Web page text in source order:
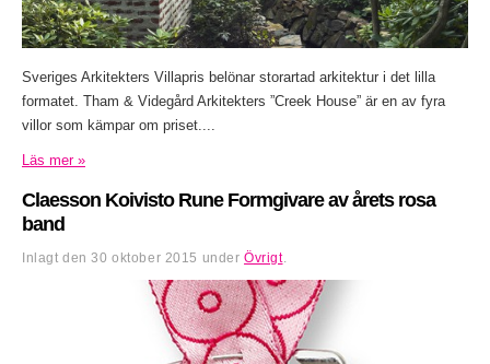
Sveriges Arkitekters Villapris belönar storartad arkitektur i det lilla
formatet. Tham & Videgård Arkitekters ”Creek House” är en av fyra
villor som kämpar om priset....
Läs mer »
Claesson Koivisto Rune Formgivare av årets rosa
band
Inlagt den30 oktober 2015 underÖvrigt.